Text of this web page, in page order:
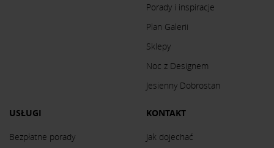
Porady i inspiracje
Plan Galerii
Sklepy
Noc z Designem
Jesienny Dobrostan
USŁUGI
Bezpłatne porady
KONTAKT
Jak dojechać